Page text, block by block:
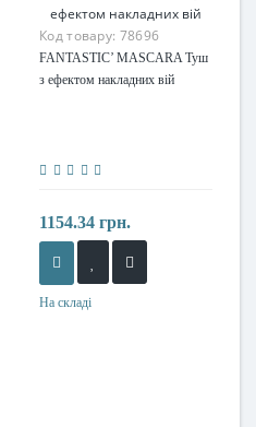
Код товару: 78696
FANTASTIC’ MASCARA Туш
з ефектом накладних вій
1154.34 грн.
На складі